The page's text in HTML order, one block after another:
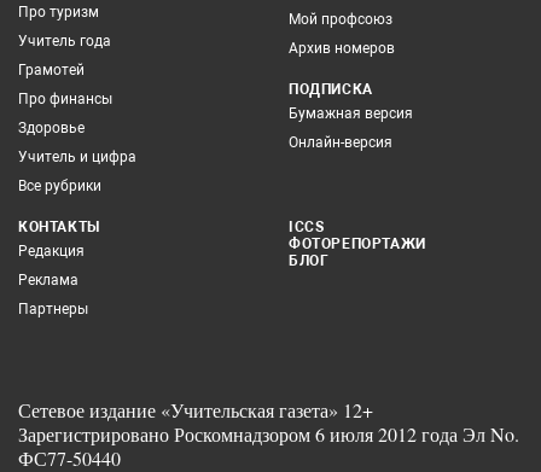
Про туризм
Учитель года
Грамотей
Про финансы
Здоровье
Учитель и цифра
Все рубрики
Мой профсоюз
Архив номеров
ПОДПИСКА
Бумажная версия
Онлайн-версия
КОНТАКТЫ
Редакция
Реклама
Партнеры
ICCS
ФОТОРЕПОРТАЖИ
БЛОГ
Сетевое издание «Учительская газета» 12+
Зарегистрировано Роскомнадзором 6 июля 2012 года Эл No.
ФС77-50440